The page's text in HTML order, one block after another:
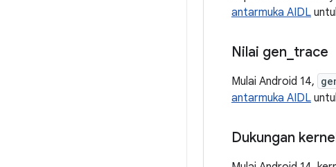
antarmuka AIDL
Nilai gen trace
Mulai Android 14,
antarmuka AIDL
Dukungan